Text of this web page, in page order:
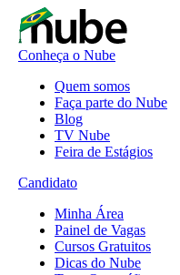
Conheça o Nube
Quem somos
Faça parte do Nube
Blog
TV Nube
Feira de Estágios
Candidato
Minha Área
Painel de Vagas
Cursos Gratuitos
Dicas do Nube